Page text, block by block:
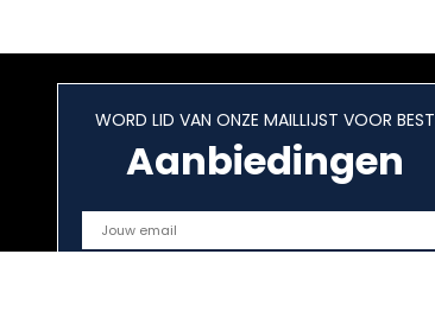
WORD LID VAN ONZE MAILLIJST VOOR BEST
Aanbiedingen